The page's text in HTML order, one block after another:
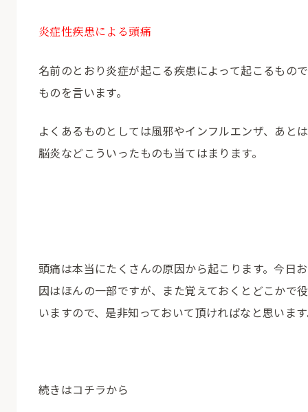
炎症性疾患による頭痛
名前のとおり炎症が起こる疾患によって起こるもの
ものを言います。
よくあるものとしては風邪やインフルエンザ、あと
脳炎などこういったものも当てはまります。
頭痛は本当にたくさんの原因から起こります。今日
因はほんの一部ですが、また覚えておくとどこかで
いますので、是非知っておいて頂ければなと思いま
続きはコチラから